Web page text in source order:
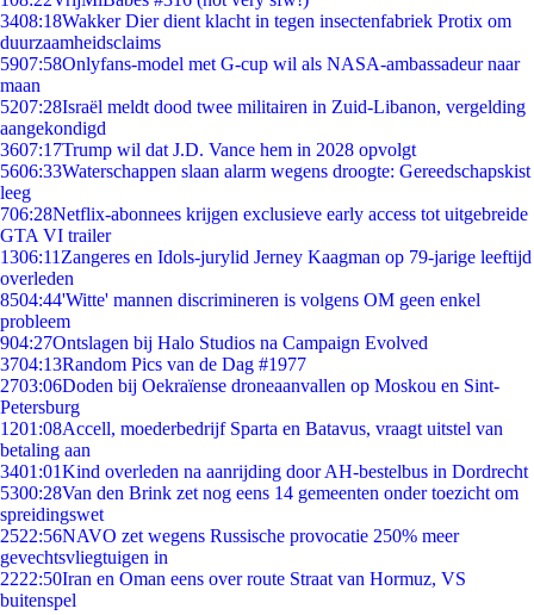
3408:18Wakker Dier dient klacht in tegen insectenfabriek Protix om
duurzaamheidsclaims
5907:58Onlyfans-model met G-cup wil als NASA-ambassadeur naar
maan
5207:28Israël meldt dood twee militairen in Zuid-Libanon, vergelding
aangekondigd
3607:17Trump wil dat J.D. Vance hem in 2028 opvolgt
5606:33Waterschappen slaan alarm wegens droogte: Gereedschapskist
leeg
706:28Netflix-abonnees krijgen exclusieve early access tot uitgebreide
GTA VI trailer
1306:11 Zangeres en Idols-jurylid Jerney Kaagman op 79-jarige leeftijd
overleden
8504:44'Witte' mannen discrimineren is volgens OM geen enkel
probleem
904:27Ontslagen bij Halo Studios na Campaign Evolved
3704:13Random Pics van de Dag #1977
2703:06Doden bij Oekraïense droneaanvallen op Moskou en Sint-
Petersburg
1201:08Accell, moederbedrijf Sparta en Batavus, vraagt uitstel van
betaling aan
3401:01Kind overleden na aanrijding door AH-bestelbus in Dordrecht
5300:28Van den Brink zet nog eens 14 gemeenten onder toezicht om
spreidingswet
2522:56NAVO zet wegens Russische provocatie 250% meer
gevechtsvliegtuigen in
2222:50Iran en Oman eens over route Straat van Hormuz, VS
buitenspel